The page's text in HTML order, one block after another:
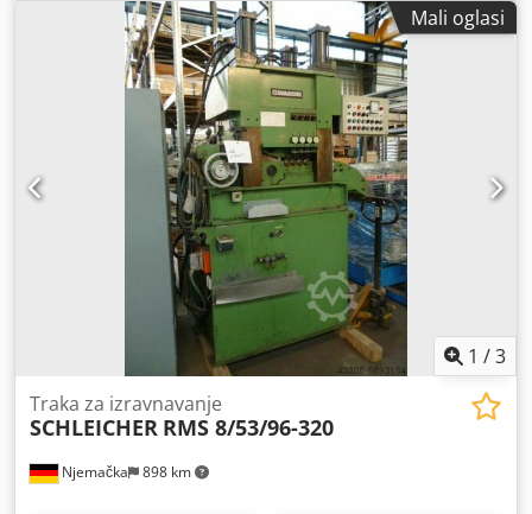
Mali oglasi
1 /3
Njemačka 898 km
Traka za izravnavanje
SCHLEICHER RMS 8/53/96-320